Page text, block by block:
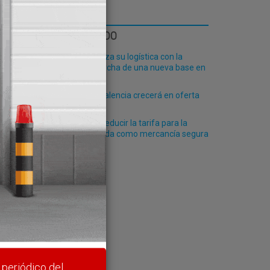
y
LO MÁS LEÍDO
Fribasa refuerza su logística con la
puesta en marcha de una nueva base en
El Puerto de Valencia crecerá en oferta
Feteia valora reducir la tarifa para la
carga entregada como mercancía segura
del